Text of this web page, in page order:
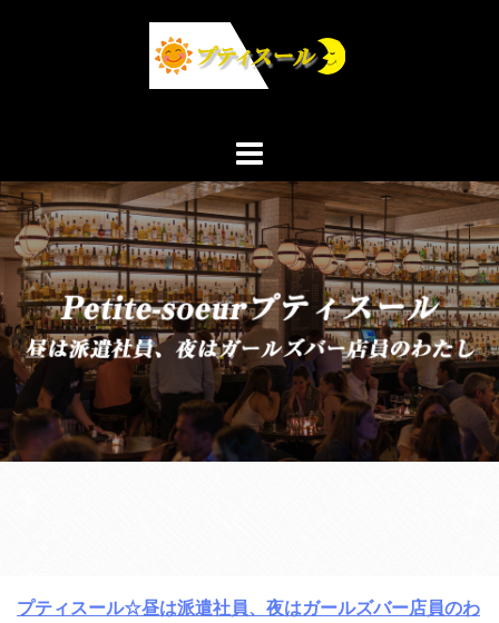
ス
キ
ッ
プティスール☆昼は派遣社員、夜はガールズバー店員のわ